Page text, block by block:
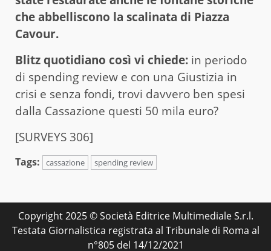
che abbelliscono la scalinata di Piazza
Cavour.
Blitz quotidiano così vi chiede: in periodo
di spending review e con una Giustizia in
crisi e senza fondi, trovi davvero ben spesi
dalla Cassazione questi 50 mila euro?
[SURVEYS 306]
Tags: cassazione spending review
Copyright 2025 © Società Editrice Multimediale S.r.l.
Testata Giornalistica registrata al Tribunale di Roma al
n°805 del 14/12/2021